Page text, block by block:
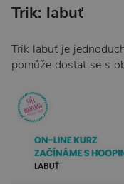
Trik: labuť
Trik labuť je
pomůže dostat se s